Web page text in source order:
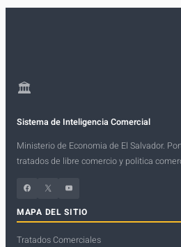
🏛
Sistema de Inteligencia Comercial
Ministerio de Economia de El Salvador.
tratados de libre comercio y politica
Facebook X
YouTube
MAPA DEL SITIO
Tratados Comerciales